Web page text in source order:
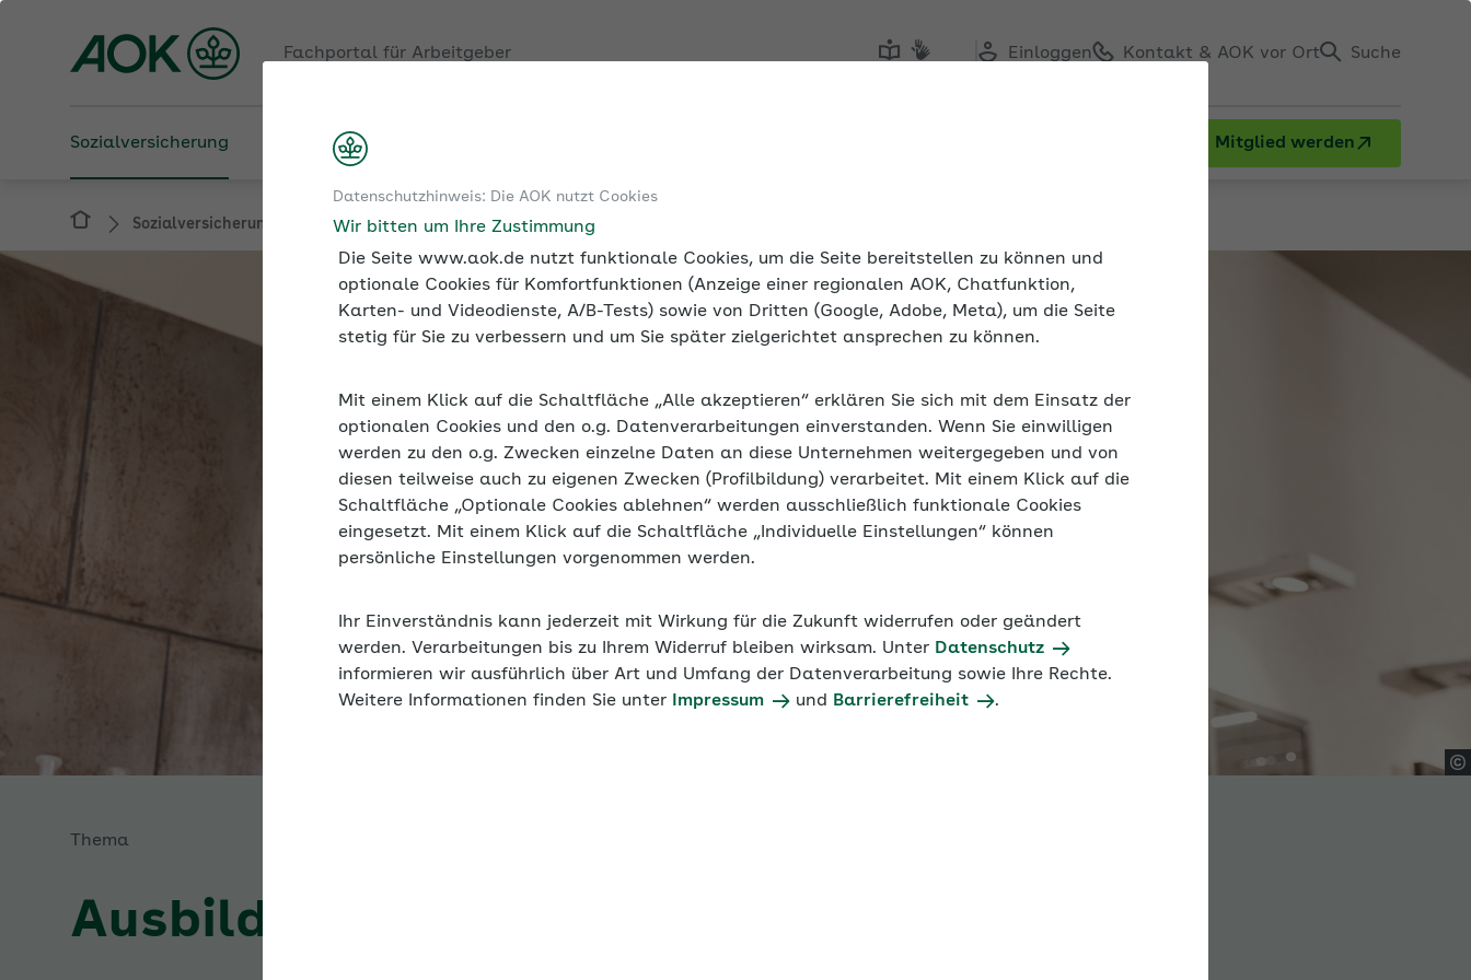
Datenschutzhinweis: Die AOK nutzt Cookies
Wir bitten um Ihre Zustimmung
Die Seite www.aok.de nutzt funktionale Cookies, um die Seite bereitstellen zu können und
optionale Cookies für Komfortfunktionen (Anzeige einer regionalen AOK, Chatfunktion,
Karten- und Videodienste, A/B-Tests) sowie von Dritten (Google, Adobe, Meta), um die Seite
stetig für Sie zu verbessern und um Sie später zielgerichtet ansprechen zu können.
Mit einem Klick auf die Schaltfläche „Alle akzeptieren“ erklären Sie sich mit dem Einsatz der
optionalen Cookies und den o.g. Datenverarbeitungen einverstanden. Wenn Sie einwilligen
werden zu den o.g. Zwecken einzelne Daten an diese Unternehmen weitergegeben und von
diesen teilweise auch zu eigenen Zwecken (Profilbildung) verarbeitet. Mit einem Klick auf die
Schaltfläche „Optionale Cookies ablehnen“ werden ausschließlich funktionale Cookies
eingesetzt. Mit einem Klick auf die Schaltfläche „Individuelle Einstellungen“ können
persönliche Einstellungen vorgenommen werden.
Ihr Einverständnis kann jederzeit mit Wirkung für die Zukunft widerrufen oder geändert
werden. Verarbeitungen bis zu Ihrem Widerruf bleiben wirksam. Unter Datenschutz
informieren wir ausführlich über Art und Umfang der Datenverarbeitung sowie Ihre Rechte.
Weitere Informationen finden Sie unter
Impressum und Barrierefreiheit .
Fachportal für Arbeitgeber Einloggen Kontakt & AOK vor Ort Suche
Sozialversicherung Betriebliche Gesundheit Mitglied werden
Sozialversicherung Ausbilden
Thema
Ausbilden